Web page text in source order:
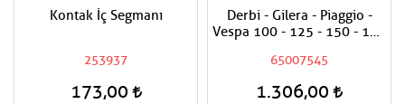
Kontak İç Segmanı
253937
173,00
Derbi - Gilera - Piaggio -
Vespa 100 - 125 - 150 - 180
Maşa Rulman Set Alt - Furş
Rulman Set Alt
65007545
1.306,00